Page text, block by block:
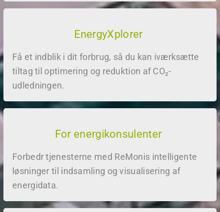
EnergyXplorer
Få et indblik i dit forbrug, så du kan iværksætte
tiltag til optimering og reduktion af CO₂-
udledningen.
For energikonsulenter
Forbedr tjenesterne med ReMonis intelligente
løsninger til indsamling og visualisering af
energidata.